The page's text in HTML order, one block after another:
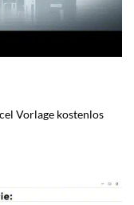
Vorlage kostenlos